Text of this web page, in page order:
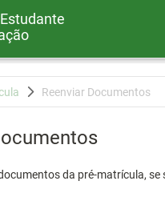
Reenviar Documentos
da pré-matrícula, se